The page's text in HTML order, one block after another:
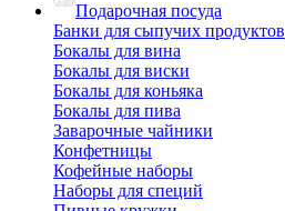
Подарочная посуда
Банки для сыпучих продуктов
Бокалы для вина
Бокалы для виски
Бокалы для коньяка
Бокалы для пива
Заварочные чайники
Конфетницы
Кофейные наборы
Наборы для специй